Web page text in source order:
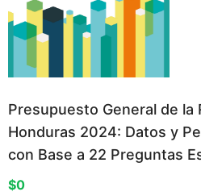
Presupuesto General de la
Honduras 2024: Datos y
con Base a 22 Preguntas
$0